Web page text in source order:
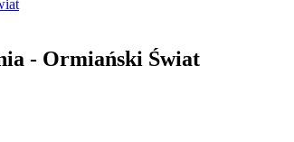
- Ormiański Świat